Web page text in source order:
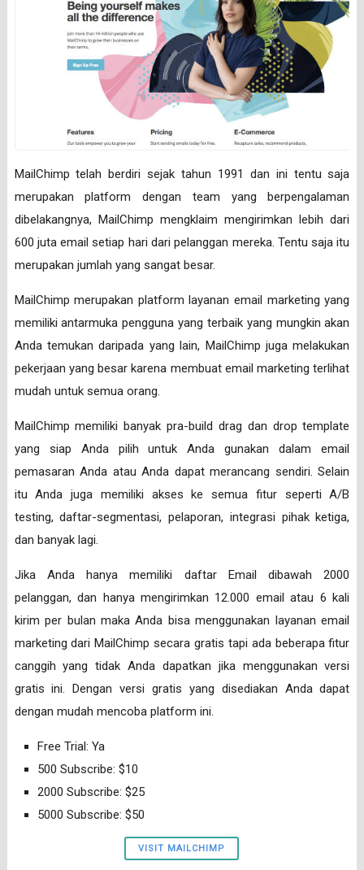
MailChimp telah berdiri sejak tahun 1991 dan ini tentu saja
merupakan platform dengan team yang berpengalaman
dibelakangnya, MailChimp mengklaim mengirimkan lebih dari
600 juta email setiap hari dari pelanggan mereka. Tentu saja itu
merupakan jumlah yang sangat besar.
MailChimp merupakan platform layanan email marketing yang
memiliki antarmuka pengguna yang terbaik yang mungkin akan
Anda temukan daripada yang lain, MailChimp juga melakukan
pekerjaan yang besar karena membuat email marketing terlihat
mudah untuk semua orang.
MailChimp memiliki banyak pra-build drag dan drop template
yang siap Anda pilih untuk Anda gunakan dalam email
pemasaran Anda atau Anda dapat merancang sendiri. Selain
itu Anda juga memiliki akses ke semua fitur seperti A/B
testing, daftar-segmentasi, pelaporan, integrasi pihak ketiga,
dan banyak lagi.
Jika Anda hanya memiliki daftar Email dibawah 2000
pelanggan, dan hanya mengirimkan 12.000 email atau 6 kali
kirim per bulan maka Anda bisa menggunakan layanan email
marketing dari MailChimp secara gratis tapi ada beberapa fitur
canggih yang tidak Anda dapatkan jika menggunakan versi
gratis ini. Dengan versi gratis yang disediakan Anda dapat
dengan mudah mencoba platform ini.
Free Trial: Ya
500 Subscribe: $10
2000 Subscribe: $25
5000 Subscribe: $50
VISIT MAILCHIMP